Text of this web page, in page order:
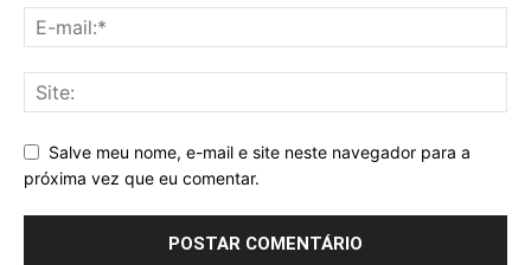
Salve meu nome, e-mail e site neste navegador para a
próxima vez que eu comentar.